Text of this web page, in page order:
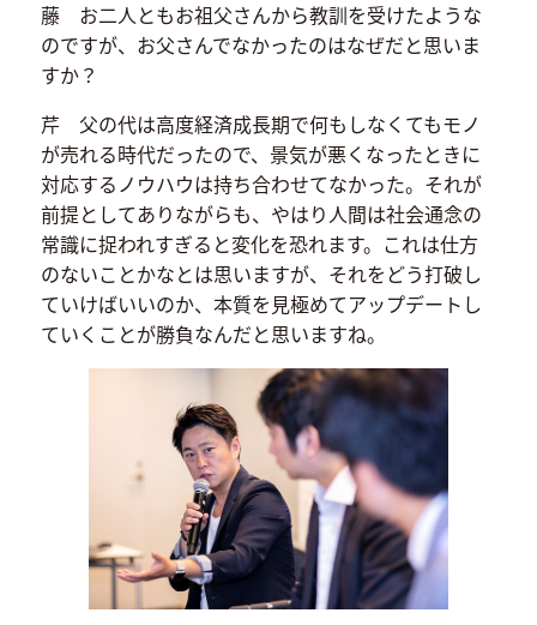
藤 お二人ともお祖父さんから教訓を受けたような
のですが、お父さんでなかったのはなぜだと思いま
すか？
芹 父の代は高度経済成長期で何もしなくてもモノ
が売れる時代だったので、景気が悪くなったときに
対応するノウハウは持ち合わせてなかった。それが
前提としてありながらも、やはり人間は社会通念の
常識に捉われすぎると変化を恐れます。これは仕方
のないことかなとは思いますが、それをどう打破し
ていけばいいのか、本質を見極めてアップデートし
ていくことが勝負なんだと思いますね。